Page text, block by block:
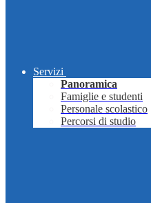
Servizi
Panoramica
Famiglie e studenti
Personale scolastico
Percorsi di studio